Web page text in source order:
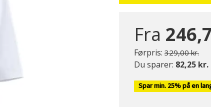
Fra
Førpris: Pris nedsat fra
329,00 kr.til
Du sparer: 82,25 kr.
Spar min. 25% på en